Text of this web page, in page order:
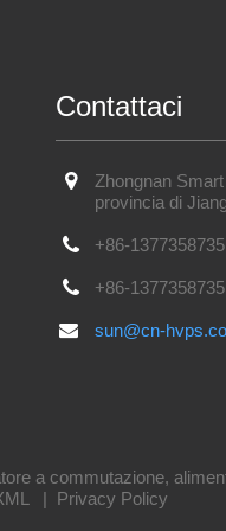
Contattaci
Zhongnan
provincia di
+86-
+86-
sun@cn-
a commutazione,
| Privacy Policy